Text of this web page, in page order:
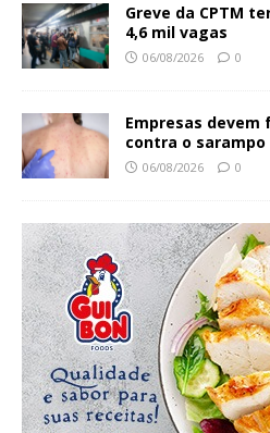
Greve da CPTM
4,6 mil vagas
06/08/2026 0
Empresas
contra o sarampo
06/08/2026 0